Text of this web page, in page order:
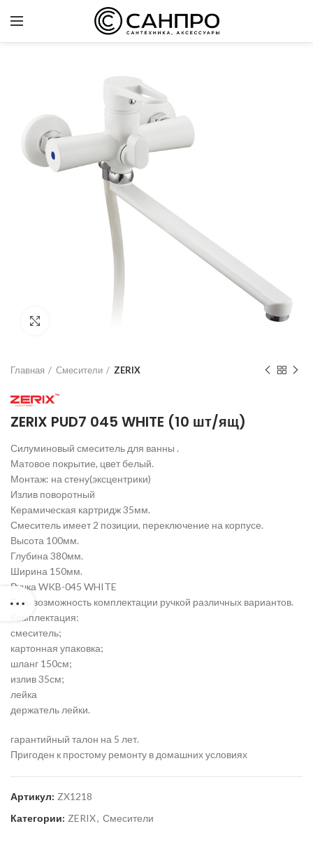
Главная Смесители ZERIX
ZERIX PUD7 045 WHITE (10 шт/ящ)
Силуминовый смеситель для ванны .
Матовое покрытие, цвет белый.
Монтаж: на стену(эксцентрики)
Излив поворотный
Керамическая картридж 35мм.
Смеситель имеет 2 позиции, переключение на корпусе.
Высота 100мм.
Глубина 380мм.
Ширина 150мм.
Ручка WKB-045 WHITE
Есть возможность комплектации ручкой различных вариантов.
Комплектация:
смеситель;
картонная упаковка;
шланг 150см;
излив 35см;
лейка
держатель лейки.
гарантийный талон на 5 лет.
Пригоден к простому ремонту в домашних условиях
Артикул: ZX1218
Категории: ZERIX, Смесители